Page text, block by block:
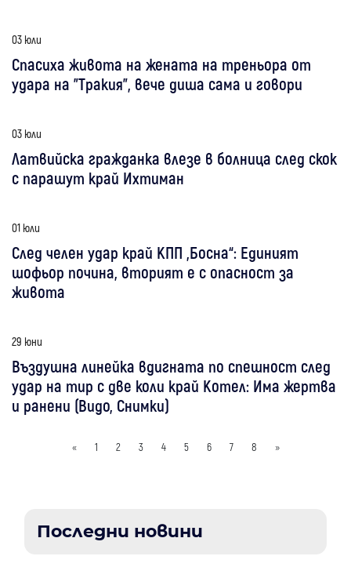
03 юли
Спасиха живота на жената на треньора от
удара на "Тракия", вече диша сама и говори
03 юли
Латвийска гражданка влезе в болница след скок
с парашут край Ихтиман
01 юли
След челен удар край КПП „Босна“: Единият
шофьор почина, вторият е с опасност за
живота
29 юни
Въздушна линейка вдигната по спешност след
удар на тир с две коли край Котел: Има жертва
и ранени (Видо, Снимки)
« 1 2 3 4 5 6 7 8 »
Последни новини